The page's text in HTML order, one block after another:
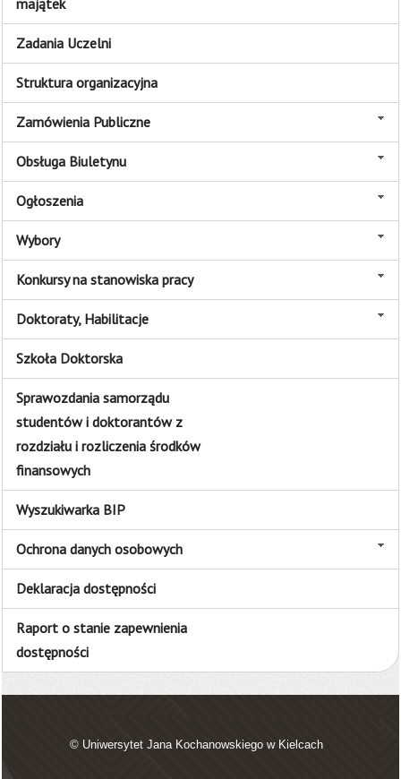
majątek
Zadania Uczelni
Struktura organizacyjna
Zamówienia Publiczne
Obsługa Biuletynu
Ogłoszenia
Wybory
Konkursy na stanowiska pracy
Doktoraty, Habilitacje
Szkoła Doktorska
Sprawozdania samorządu
studentów i doktorantów z
rozdziału i rozliczenia środków
finansowych
Wyszukiwarka BIP
Ochrona danych osobowych
Deklaracja dostępności
Raport o stanie zapewnienia
dostępności
© Uniwersytet Jana Kochanowskiego w Kielcach